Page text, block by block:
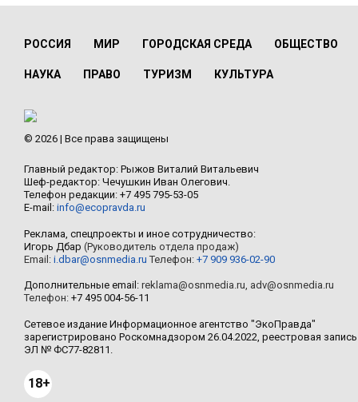
РОССИЯ МИР ГОРОДСКАЯ СРЕДА ОБЩЕСТВО
НАУКА ПРАВО ТУРИЗМ КУЛЬТУРА
© 2026 | Все права защищены
Главный редактор: Рыжов Виталий Витальевич
Шеф-редактор: Чечушкин Иван Олегович.
Телефон редакции: +7 495 795-53-05
E-mail: info@ecopravda.ru
Реклама, спецпроекты и иное сотрудничество:
Игорь Дбар (Руководитель отдела продаж)
Email: i.dbar@osnmedia.ru Телефон: +7 909 936-02-90
Дополнительные email: reklama@osnmedia.ru, adv@osnmedia.ru
Телефон: +7 495 004-56-11
Сетевое издание Информационное агентство "ЭкоПравда"
зарегистрировано Роскомнадзором 26.04.2022, реестровая запись
ЭЛ № ФС77-82811.
18+